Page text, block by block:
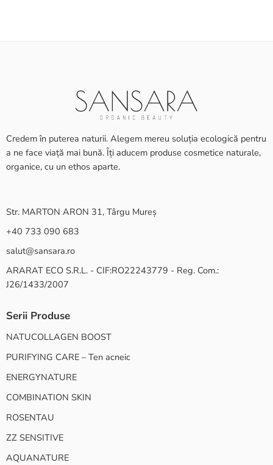
Credem în puterea naturii. Alegem mereu soluția ecologică pentru
a ne face viață mai bună. Îți aducem produse cosmetice naturale,
organice, cu un ethos aparte.
Str. MARTON ARON 31, Târgu Mureș
+40 733 090 683
salut@sansara.ro
ARARAT ECO S.R.L. - CIF:RO22243779 - Reg. Com.:
J26/1433/2007
Serii Produse
NATUCOLLAGEN BOOST
PURIFYING CARE – Ten acneic
ENERGYNATURE
COMBINATION SKIN
ROSENTAU
ZZ SENSITIVE
AQUANATURE